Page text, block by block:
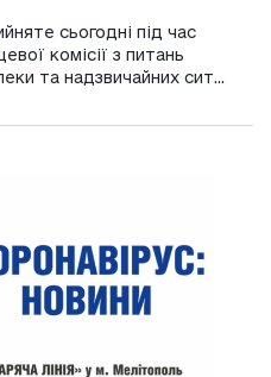
сьогодні під час
комісії з питань
та надзвичайних сит...